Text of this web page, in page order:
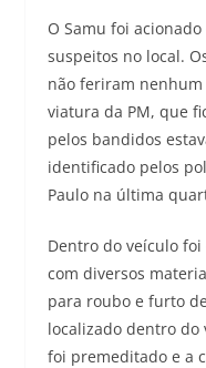
O Samu foi
suspeitos no local.
não feriram
viatura da PM, que
pelos bandidos
identificado pelos
Paulo na última
Dentro do veículo
com diversos
para roubo e furto
localizado dentro
foi premeditado e a